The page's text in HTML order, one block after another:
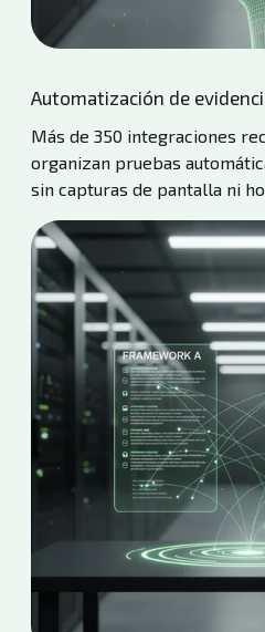
Automatización de
Más de 350 integraciones
organizan pruebas
sin capturas de pantalla ni